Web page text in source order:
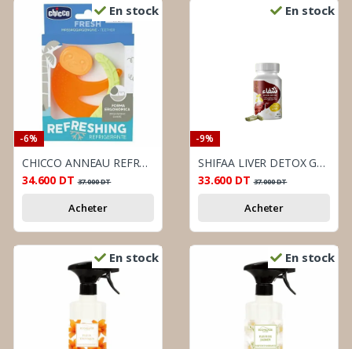
En stock
-6%
CHICCO ANNEAU REFREGIRANT SIGNE 4M+
34.600 DT 37.000DT
Acheter
En stock
-9%
SHIFAA LIVER DETOX GELLULES B30
33.600 DT 37.000DT
Acheter
En stock En stock